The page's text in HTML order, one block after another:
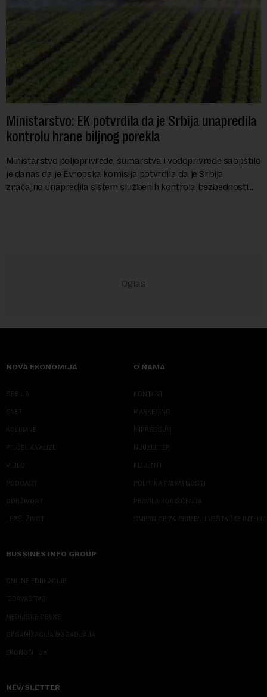
Ministarstvo: EK potvrdila da je Srbija unapredila
kontrolu hrane biljnog porekla
Ministarstvo poljoprivrede, šumarstva i vodoprivrede saopštilo
je danas da je Evropska komisija potvrdila da je Srbija
značajno unapredila sistem službenih kontrola bezbednosti
NOVA EKONOMIJA
SRBIJA
SVET
KOLUMNE
PRIČE I ANALIZE
VIDEO
PODCAST
ODRŽIVOST
LEPŠI ŽIVOT
O NAMA
KONTAKT
MARKETING
IMPRESSUM
NJUZLETER
KLIJENTI
POLITIKA PRIVATNOSTI
PRAVILA KORIŠĆENJA
SMERNICE ZA PRIMENU VEŠTAČKE
BUSSINES INFO GROUP
ONLINE EDUKACIJE
IZDAVAŠTVO
MEDIJSKE OBUKE
ORGANIZACIJA DOGADJAJA
EKONOM I JA
NEWSLETTER